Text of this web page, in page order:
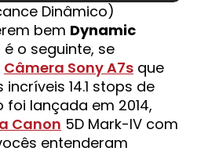
Dinâmico)
bem Dynamic
o seguinte, se
Câmera Sony A7s que
14.1 stops de
foi lançada em 2014,
Canon 5D Mark-IV com
entenderam